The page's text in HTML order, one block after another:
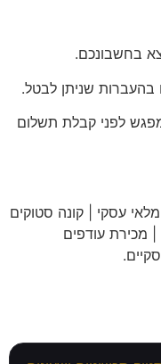
בחשבונכם.
שניתן לבטל.
לפני קבלת תשלום
עסקי | קונה סטוקים
| מכירת עודפים
.